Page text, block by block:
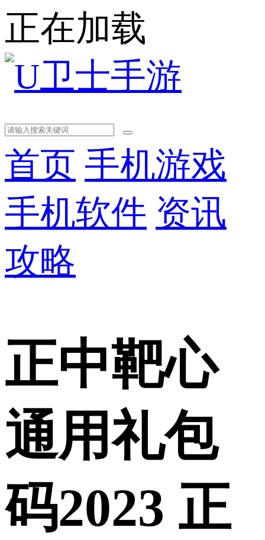
正在加载
首页 手机游戏
手机软件 资讯
攻略
正中靶心
通用礼包
码2023 正